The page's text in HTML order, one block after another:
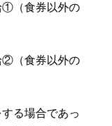
（食券以外の
（食券以外の
る場合であっ